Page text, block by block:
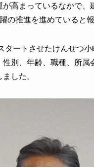
高まっているなかで、
の推進を進めていると報
ートさせたけんせつ
別、年齢、職種、所
した。